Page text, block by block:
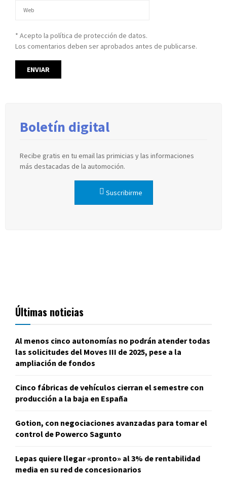
* Acepto la política de protección de datos.
Los comentarios deben ser aprobados antes de publicarse.
Boletín digital
Recibe gratis en tu email las primicias y las informaciones
más destacadas de la automoción.
Suscribirme
Últimas noticias
Al menos cinco autonomías no podrán atender todas
las solicitudes del Moves III de 2025, pese a la
ampliación de fondos
Cinco fábricas de vehículos cierran el semestre con
producción a la baja en España
Gotion, con negociaciones avanzadas para tomar el
control de Powerco Sagunto
Lepas quiere llegar «pronto» al 3% de rentabilidad
media en su red de concesionarios